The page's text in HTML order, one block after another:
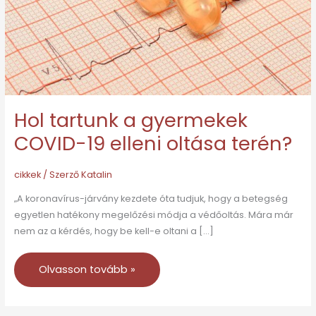
Hol tartunk a gyermekek
COVID-19 elleni oltása terén?
cikkek/ SzerzőKatalin
„A koronavírus-járvány kezdete óta tudjuk, hogy a betegség
egyetlen hatékony megelőzési módja a védőoltás. Mára már
nem az a kérdés, hogy be kell-e oltani a […]
19
elleni
oltása
terén?
Olvasson tovább »